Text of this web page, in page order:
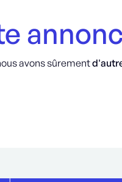
avons sûrement